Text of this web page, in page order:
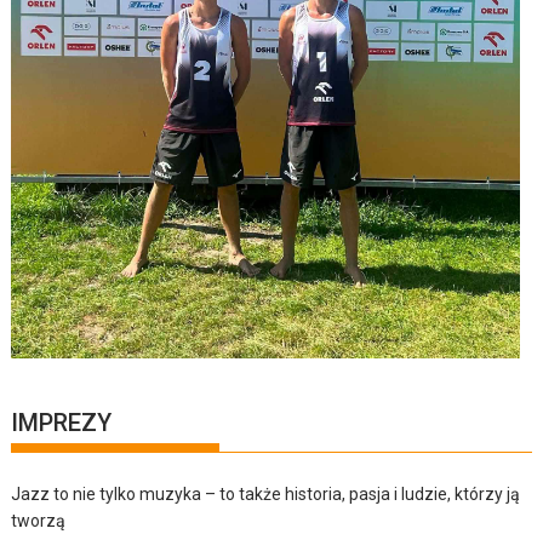
IMPREZY
Jazz to nie tylko muzyka – to także historia, pasja i ludzie, którzy ją
tworzą